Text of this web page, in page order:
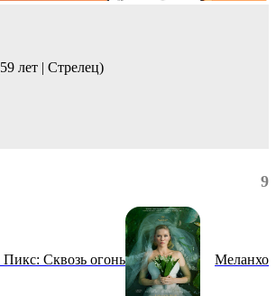
лет | Стрелец)
9
Сквозь огонь